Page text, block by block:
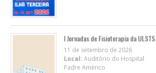
I Jornadas de Fisioterapia da ULSTS
11 de setembro de 2026
Local: Auditório do Hospital
Padre Américo